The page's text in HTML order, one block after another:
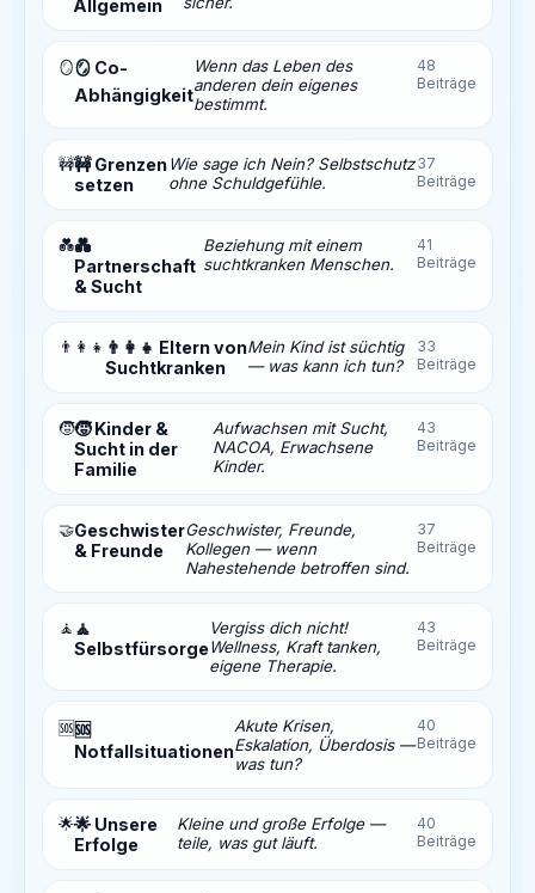
Allgemein
🪞🪞 Co-
Abhängigkeit
Wenn das Leben des
anderen dein eigenes
bestimmt.
48
Beiträge
🚧🚧 Grenzen
setzen
Wie sage ich Nein? Selbstschutz
ohne Schuldgefühle.
37
Beiträge
💑💑
Partnerschaft
& Sucht
Beziehung mit einem
suchtkranken Menschen.
41
Beiträge
👨‍👩‍👧 👨‍👩‍👧 Eltern von
Suchtkranken
Mein Kind ist süchtig
— was kann ich tun?
33
Beiträge
🧒🧒 Kinder &
Sucht in der
Familie
Aufwachsen mit Sucht,
NACOA, Erwachsene
Kinder.
43
Beiträge
🤝Geschwister
& Freunde
Geschwister, Freunde,
Kollegen — wenn
Nahestehende betroffen sind.
37
Beiträge
🧘 🧘
Selbstfürsorge
Vergiss dich nicht!
Wellness, Kraft tanken,
eigene Therapie.
43
Beiträge
🆘🆘
Notfallsituationen
Akute Krisen,
Eskalation, Überdosis —
was tun?
40
Beiträge
🌟🌟 Unsere
Erfolge
Kleine und große Erfolge —
teile, was gut läuft.
40
Beiträge